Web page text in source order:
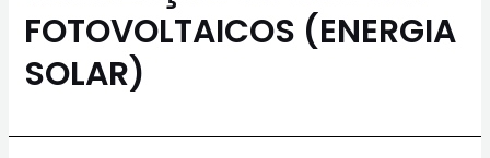
FOTOVOLTAICOS (ENERGIA
SOLAR)